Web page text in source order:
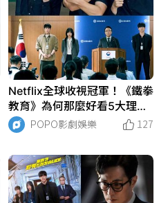
Netflix全球收視冠軍！《鐵拳
教育》為何那麼好看5大理
由！金武烈化身最狠「教權
局」督察，以暴制暴恢復校園
POPO影劇娛樂 127